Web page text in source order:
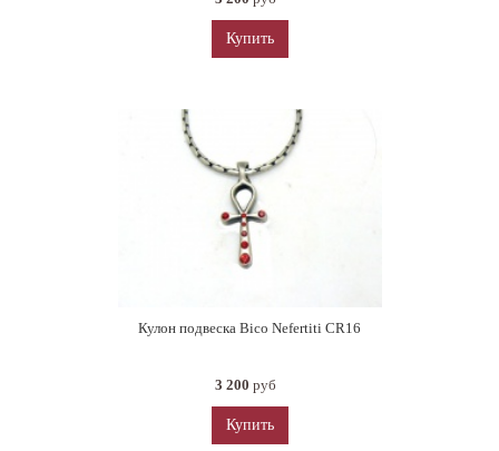
Купить
Кулон подвеска Bico Nefertiti CR16
3 200 руб
Купить